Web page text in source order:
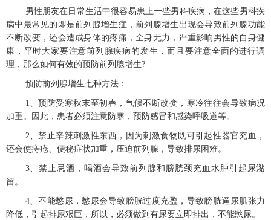
男性朋友在日常生活中很容易患上一些男科疾病，在这些男科疾
病中最常见的即是前列腺增生症，前列腺增生出现会导致前列腺功能
不断改变，还会造成身体的疼痛，全身无力，严重影响男性的自身健
康，平时大家要注意前列腺疾病的发生，而且要注意全面的进行调
理，那么如何有效的预防前列腺增生?
预防前列腺增生七种方法：
1、预防受寒秋末至初春，气候不断改变，寒冷往往会导致病况
加重。因此，患者必须注意防寒，预防感冒和感染呼吸道等。
2、禁止辛辣刺激性东西，因为刺激食物既可引起性器官充血，
还会使痔疮、便秘症状加重，压迫前列腺，导致排尿困难。
3、禁止忌酒，喝酒会导致前列腺和膀胱颈充血水肿引起尿潴
留。
4、不能憋尿，憋尿会导致膀胱过度充盈，导致膀胱逼尿肌张力
降低，引起排尿艰巨，所以，必须做到有尿要立即排出，不能憋尿。